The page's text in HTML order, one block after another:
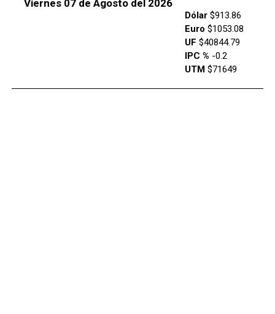
Viernes 07 de Agosto del 2026
Dólar$913.86
Euro $1053.08
UF $40844.79
IPC % -0.2
UTM $71649